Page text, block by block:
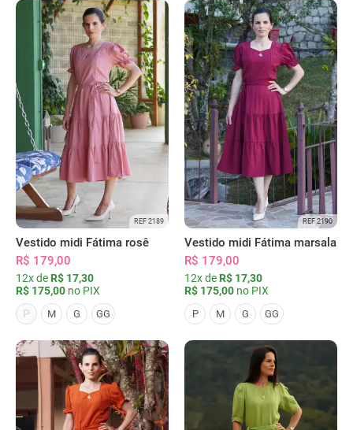
REF 2189
Vestido midi Fátima rosê
R$ 179,00
12x de R$ 17,30
R$ 175,00 no PIX
P
M G GG
REF 2190
Vestido midi Fátima marsala
R$ 179,00
12x de R$ 17,30
R$ 175,00 no PIX
P M G GG